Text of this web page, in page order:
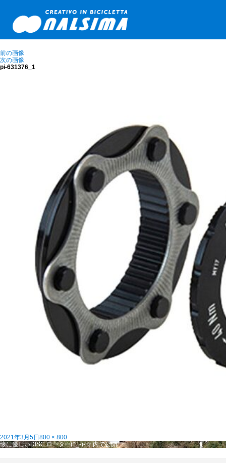
前の画像
次の画像
pi-631376_1
投
稿
2021年3月5日 フ
ル
800 × 800
投
懐に優しいDISC ローター(^_-)-☆ 内で公開